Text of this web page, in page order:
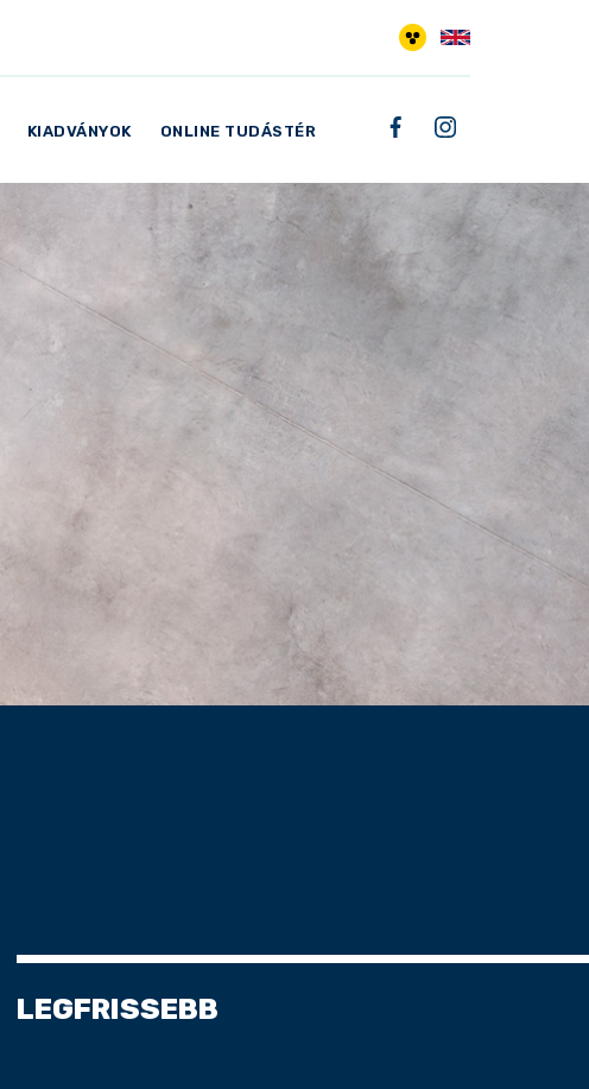
KIADVÁNYOK ONLINE TUDÁSTÉR
LEGFRISSEBB